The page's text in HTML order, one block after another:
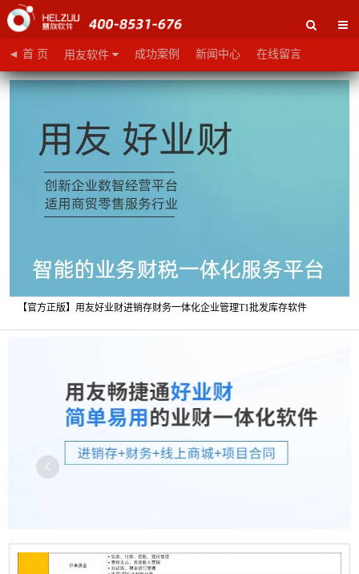
◄ 首 页 用友软件 成功案例 新闻中心 在线留言
【官方正版】用友好业财进销存财务一体化企业管理T1批发库存软件